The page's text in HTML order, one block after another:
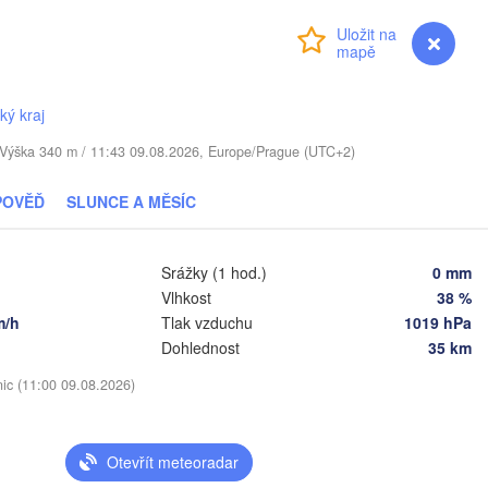
myVentusky Předpověď
kraj
340 m / 11:43 09.08.2026, Europe/Prague (UTC+2)
SLUNCE A MĚSÍC
h
Srážky (1 hod.)
0 mm
Vlhkost
38 %
Tlak vzduchu
1019 hPa
Dohlednost
35 km
(11:00 09.08.2026)
Otevřít meteoradar
(Minsk)
Vilnius
Бабруйск
(Babrujsk)
Салігорск
Віцебск
(Viciebsk)
(Mahilioŭ)
BĚLORUSKO
V